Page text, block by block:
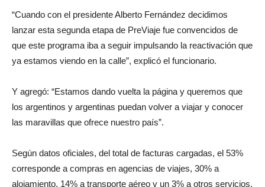
“Cuando con el presidente Alberto Fernández decidimos
lanzar esta segunda etapa de PreViaje fue convencidos de
que este programa iba a seguir impulsando la reactivación que
ya estamos viendo en la calle”, explicó el funcionario.
Y agregó: “Estamos dando vuelta la página y queremos que
los argentinos y argentinas puedan volver a viajar y conocer
las maravillas que ofrece nuestro país”.
Según datos oficiales, del total de facturas cargadas, el 53%
corresponde a compras en agencias de viajes, 30% a
alojamiento, 14% a transporte aéreo y un 3% a otros servicios.